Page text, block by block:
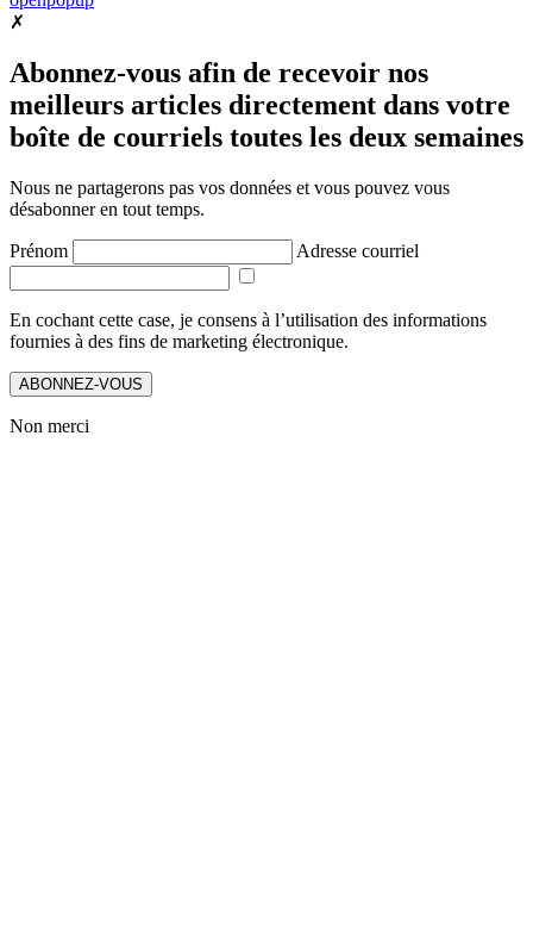
✗
Abonnez-vous afin de recevoir nos
meilleurs articles directement dans votre
boîte de courriels toutes les deux semaines
Nous ne partagerons pas vos données et vous pouvez vous
désabonner en tout temps.
Prénom Adresse courriel
En cochant cette case, je consens à l’utilisation des informations
fournies à des fins de marketing électronique.
ABONNEZ-VOUS
Non merci